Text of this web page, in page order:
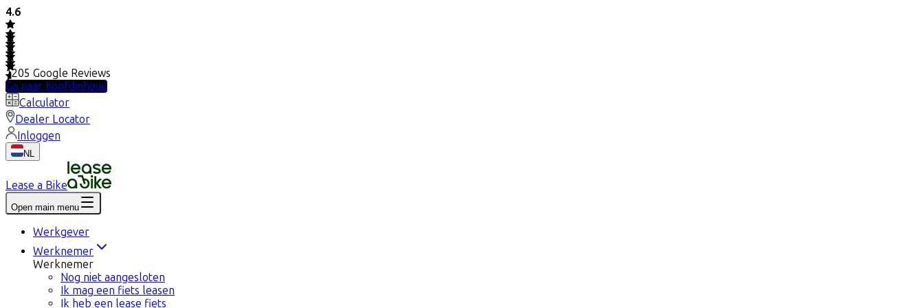
4.6
1205 Google Reviews
Ga naar hoofdinhoud
Calculator
Dealer Locator
Inloggen
NL
Lease a Bike
Open main menu
Werkgever
Werknemer
Werknemer
Nog niet aangesloten
Ik mag een fiets leasen
Ik heb een lease fiets